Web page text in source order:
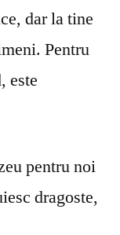
dar la tine
Pentru
este
pentru noi
dragoste,